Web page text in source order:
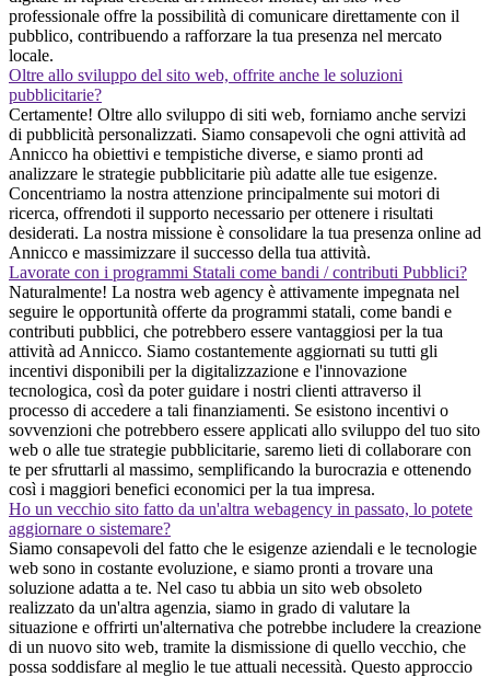
professionale offre la possibilità di comunicare direttamente con il
pubblico, contribuendo a rafforzare la tua presenza nel mercato
locale.
Oltre allo sviluppo del sito web, offrite anche le soluzioni
pubblicitarie?
Certamente! Oltre allo sviluppo di siti web, forniamo anche servizi
di pubblicità personalizzati. Siamo consapevoli che ogni attività ad
Annicco ha obiettivi e tempistiche diverse, e siamo pronti ad
analizzare le strategie pubblicitarie più adatte alle tue esigenze.
Concentriamo la nostra attenzione principalmente sui motori di
ricerca, offrendoti il supporto necessario per ottenere i risultati
desiderati. La nostra missione è consolidare la tua presenza online ad
Annicco e massimizzare il successo della tua attività.
Lavorate con i programmi Statali come bandi / contributi Pubblici?
Naturalmente! La nostra web agency è attivamente impegnata nel
seguire le opportunità offerte da programmi statali, come bandi e
contributi pubblici, che potrebbero essere vantaggiosi per la tua
attività ad Annicco. Siamo costantemente aggiornati su tutti gli
incentivi disponibili per la digitalizzazione e l'innovazione
tecnologica, così da poter guidare i nostri clienti attraverso il
processo di accedere a tali finanziamenti. Se esistono incentivi o
sovvenzioni che potrebbero essere applicati allo sviluppo del tuo sito
web o alle tue strategie pubblicitarie, saremo lieti di collaborare con
te per sfruttarli al massimo, semplificando la burocrazia e ottenendo
così i maggiori benefici economici per la tua impresa.
Ho un vecchio sito fatto da un'altra webagency in passato, lo potete
aggiornare o sistemare?
Siamo consapevoli del fatto che le esigenze aziendali e le tecnologie
web sono in costante evoluzione, e siamo pronti a trovare una
soluzione adatta a te. Nel caso tu abbia un sito web obsoleto
realizzato da un'altra agenzia, siamo in grado di valutare la
situazione e offrirti un'alternativa che potrebbe includere la creazione
di un nuovo sito web, tramite la dismissione di quello vecchio, che
possa soddisfare al meglio le tue attuali necessità. Questo approccio